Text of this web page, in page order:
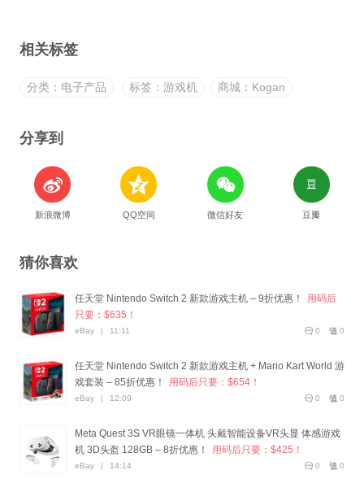
相关标签
分类：电子产品 标签：游戏机 商城：Kogan
分享到
新浪微博 QQ空间 微信好友 豆瓣
猜你喜欢
任天堂 Nintendo Switch 2 新款游戏主机 – 9折优惠！
用码后
只要：$635！
0
0
eBay | 11:11
任天堂 Nintendo Switch 2 新款游戏主机 + Mario Kart World 游
戏套装 – 85折优惠！
用码后只要：$654！
0
0
eBay | 12:09
Meta Quest 3S VR眼镜一体机 头戴智能设备VR头显 体感游戏
机 3D头盔 128GB – 8折优惠！
用码后只要：$425！
0
0
eBay | 14:14